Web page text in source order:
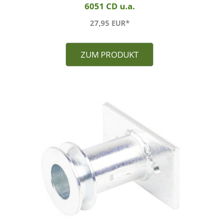
6051 CD u.a.
27,95 EUR*
ZUM PRODUKT